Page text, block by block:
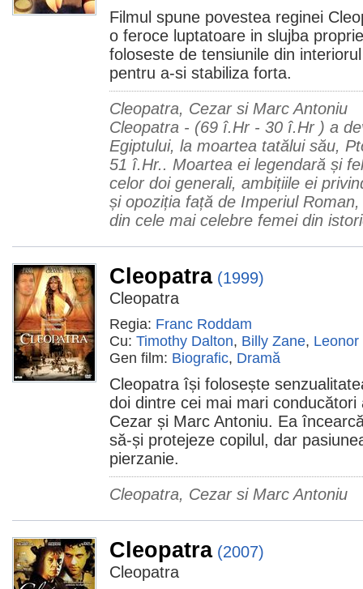
Filmul spune povestea reginei
o feroce luptatoare in slujba
foloseste de tensiunile din
pentru a-si stabiliza forta.
Cleopatra, Cezar si Marc Antoniu
Cleopatra - (69 î.Hr - 30 î.Hr ) a
Egiptului, la moartea tatălui său,
51 î.Hr.. Moartea ei legendară și
celor doi generali, ambițiile ei
și opoziția față de Imperiul
din cele mai celebre femei din
Cleopatra (1999)
Cleopatra
Regia: Franc Roddam
Cu: Timothy Dalton, Billy Zane, Leonor
Gen film: Biografic, Dramă
Cleopatra își folosește
doi dintre cei mai mari conducători
Cezar și Marc Antoniu. Ea
să-și protejeze copilul, dar
pierzanie.
Cleopatra, Cezar si Marc Antoniu
Cleopatra (2007)
Cleopatra